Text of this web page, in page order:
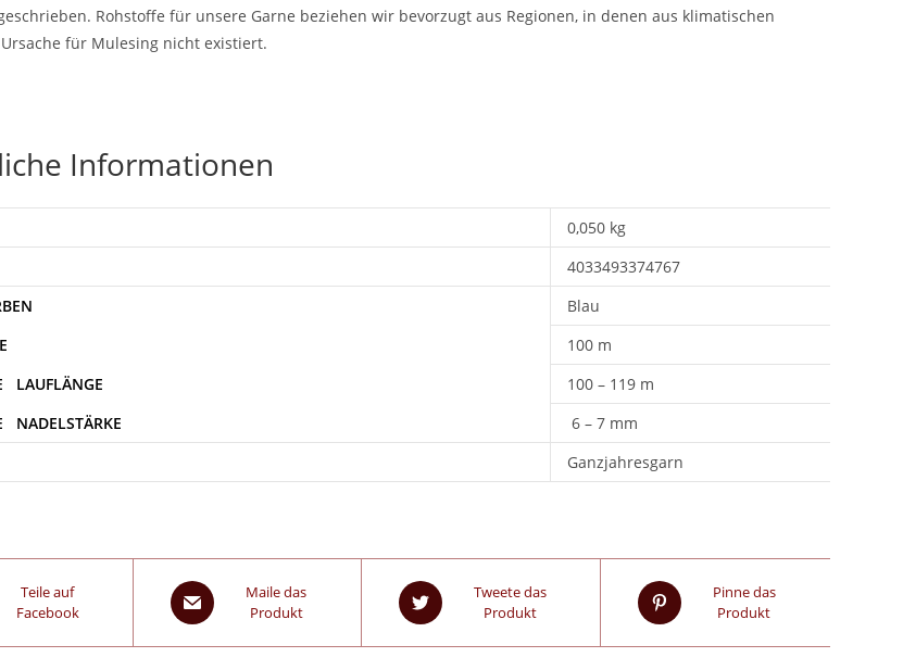
Rohstoffe für unsere Garne beziehen wir bevorzugt aus Regionen, in denen aus klimatischen
für Mulesing nicht existiert.
Informationen
0,050 kg
4033493374767
Blau
100 m
100 – 119 m
6 – 7 mm
Ganzjahresgarn
Teile auf
Facebook
Maile das
Produkt
Tweete das
Produkt
Pinne das
Produkt